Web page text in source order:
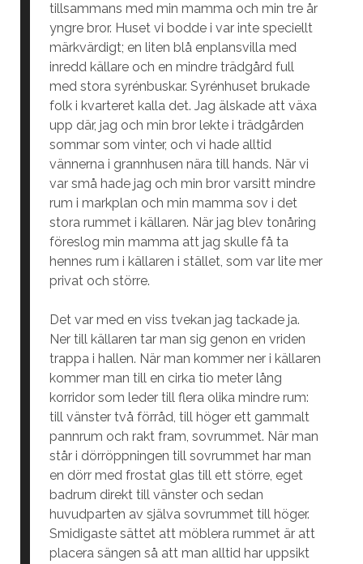
tillsammans med min mamma och min tre år
yngre bror. Huset vi bodde i var inte speciellt
märkvärdigt; en liten blå enplansvilla med
inredd källare och en mindre trädgård full
med stora syrénbuskar. Syrénhuset brukade
folk i kvarteret kalla det. Jag älskade att växa
upp där, jag och min bror lekte i trädgården
sommar som vinter, och vi hade alltid
vännerna i grannhusen nära till hands. När vi
var små hade jag och min bror varsitt mindre
rum i markplan och min mamma sov i det
stora rummet i källaren. När jag blev tonåring
föreslog min mamma att jag skulle få ta
hennes rum i källaren i stället, som var lite mer
privat och större.
Det var med en viss tvekan jag tackade ja.
Ner till källaren tar man sig genon en vriden
trappa i hallen. När man kommer ner i källaren
kommer man till en cirka tio meter lång
korridor som leder till flera olika mindre rum:
till vänster två förråd, till höger ett gammalt
pannrum och rakt fram, sovrummet. När man
står i dörröppningen till sovrummet har man
en dörr med frostat glas till ett större, eget
badrum direkt till vänster och sedan
huvudparten av själva sovrummet till höger.
Smidigaste sättet att möblera rummet är att
placera sängen så att man alltid har uppsikt